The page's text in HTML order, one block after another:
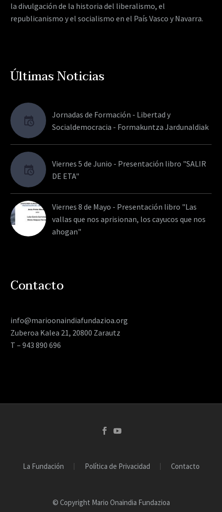
la divulgación de la historia del liberalismo, el
republicanismo y el socialismo en el País Vasco y Navarra.
Últimas Noticias
Jornadas de Formación - Libertad y
Socialdemocracia - Formakuntza Jardunaldiak
Viernes 5 de Junio - Presentación libro "SALIR
DE ETA"
Viernes 8 de Mayo - Presentación libro "Las
vallas que nos aprisionan, los cayucos que nos
ahogan"
Contacto
info@marioonaindiafundazioa.org
Zuberoa Kalea 21, 20800 Zarautz
T – 943 890 696
La Fundación Política de Privacidad Contacto
© Copyright Mario Onaindia Fundazioa